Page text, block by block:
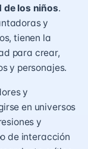
de los niños.
y
tienen la
para crear,
y personajes.
y
en universos
y
de interacción